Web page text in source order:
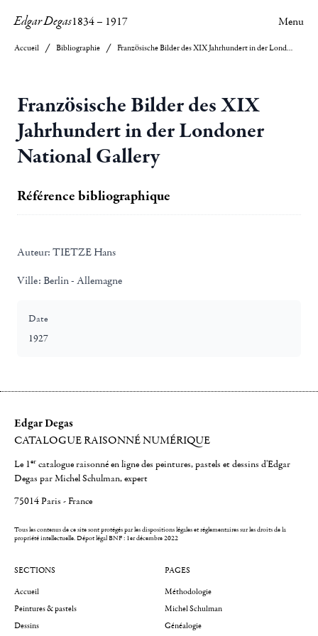
Edgar Degas1834– 1917 Menu
Accueil Bibliographie Französische Bilder des XIX Jahrhundert in der Londoner National Gallery
Französische Bilder des XIX
Jahrhundert in der Londoner
National Gallery
Référence bibliographique
Auteur: TIETZE Hans
Ville: Berlin - Allemagne
Date
1927
Edgar Degas
CATALOGUE RAISONNÉ NUMÉRIQUE
Le 1er catalogue raisonné en ligne des peintures, pastels et dessins d'Edgar
Degas par Michel Schulman, expert
75014 Paris - France
Tous les contenus de ce site sont protégés par les dispositions légales et réglementaires sur les droits de la
propriété intellectuelle.Dépot légal BNF : 1er décembre 2022
SECTIONS
Accueil
Peintures & pastels
Dessins
PAGES
Méthodologie
Michel Schulman
Généalogie